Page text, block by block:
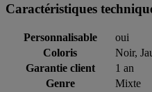
Caractéristiques
Personnalisable
oui
Coloris
Noir,
Garantie client
1 an
Genre
Mixte